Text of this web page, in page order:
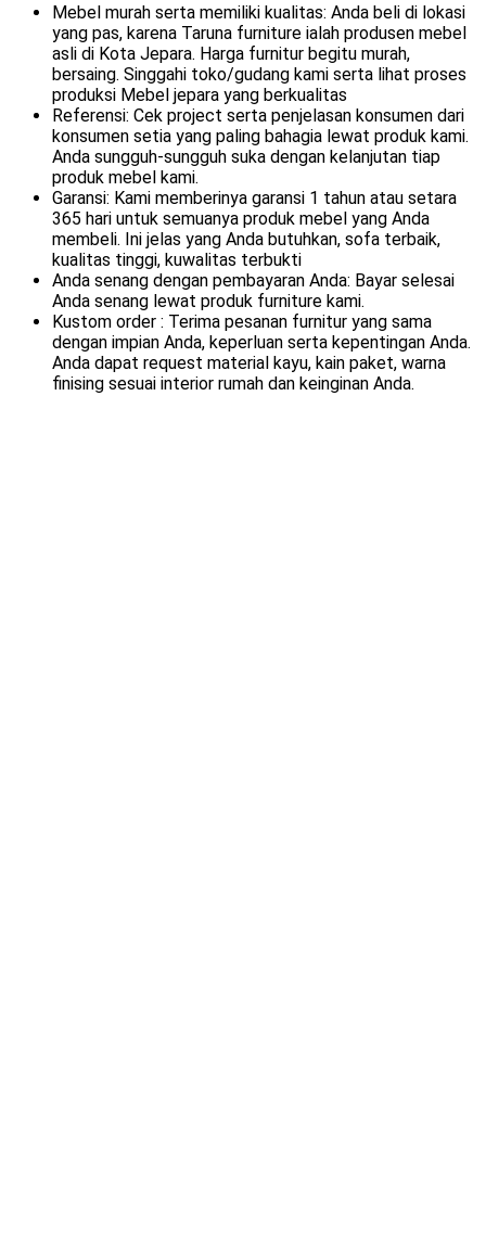
Mebel murah serta memiliki kualitas: Anda beli di lokasi
yang pas, karena Taruna furniture ialah produsen mebel
asli di Kota Jepara. Harga furnitur begitu murah,
bersaing. Singgahi toko/gudang kami serta lihat proses
produksi Mebel jepara yang berkualitas
Referensi: Cek project serta penjelasan konsumen dari
konsumen setia yang paling bahagia lewat produk kami.
Anda sungguh-sungguh suka dengan kelanjutan tiap
produk mebel kami.
Garansi: Kami memberinya garansi 1 tahun atau setara
365 hari untuk semuanya produk mebel yang Anda
membeli. Ini jelas yang Anda butuhkan, sofa terbaik,
kualitas tinggi, kuwalitas terbukti
Anda senang dengan pembayaran Anda: Bayar selesai
Anda senang lewat produk furniture kami.
Kustom order : Terima pesanan furnitur yang sama
dengan impian Anda, keperluan serta kepentingan Anda.
Anda dapat request material kayu, kain paket, warna
finising sesuai interior rumah dan keinginan Anda.